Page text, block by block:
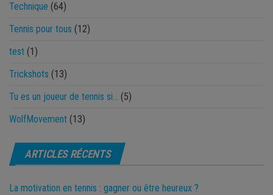
Technique (64)
Tennis pour tous (12)
test (1)
Trickshots (13)
Tu es un joueur de tennis si… (5)
WolfMovement (13)
ARTICLES RÉCENTS
La motivation en tennis : gagner ou être heureux ?